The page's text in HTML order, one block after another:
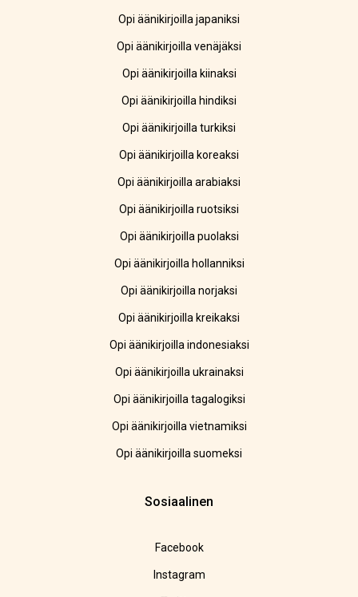
Opi äänikirjoilla japaniksi
Opi äänikirjoilla venäjäksi
Opi äänikirjoilla kiinaksi
Opi äänikirjoilla hindiksi
Opi äänikirjoilla turkiksi
Opi äänikirjoilla koreaksi
Opi äänikirjoilla arabiaksi
Opi äänikirjoilla ruotsiksi
Opi äänikirjoilla puolaksi
Opi äänikirjoilla hollanniksi
Opi äänikirjoilla norjaksi
Opi äänikirjoilla kreikaksi
Opi äänikirjoilla indonesiaksi
Opi äänikirjoilla ukrainaksi
Opi äänikirjoilla tagalogiksi
Opi äänikirjoilla vietnamiksi
Opi äänikirjoilla suomeksi
Sosiaalinen
Facebook
Instagram